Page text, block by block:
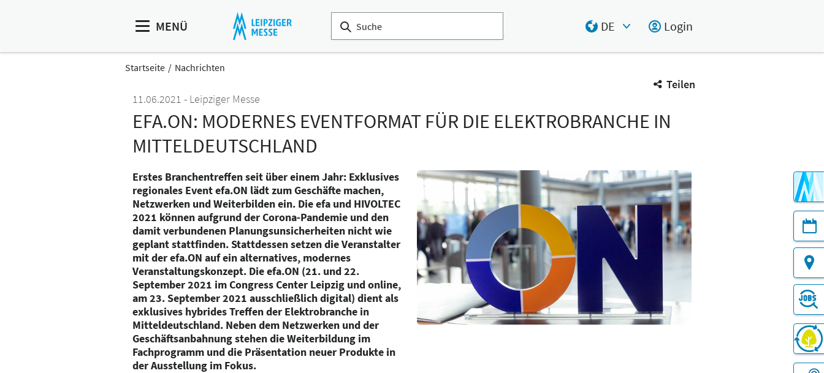
MENÜ
DE
Login
Startseite Nachrichten
Teilen
11.06.2021
Leipziger Messe
EFA.ON: MODERNES EVENTFORMAT FÜR DIE ELEKTROBRANCHE IN
MITTELDEUTSCHLAND
Erstes Branchentreffen seit über einem Jahr: Exklusives
regionales Event efa.ON lädt zum Geschäfte machen,
Netzwerken und Weiterbilden ein. Die efa und HIVOLTEC
2021 können aufgrund der Corona-Pandemie und den
damit verbundenen Planungsunsicherheiten nicht wie
geplant stattfinden. Stattdessen setzen die Veranstalter
mit der efa.ON auf ein alternatives, modernes
Veranstaltungskonzept. Die efa.ON (21. und 22.
September 2021 im Congress Center Leipzig und online,
am 23. September 2021 ausschließlich digital) dient als
exklusives hybrides Treffen der Elektrobranche in
Mitteldeutschland. Neben dem Netzwerken und der
Geschäftsanbahnung stehen die Weiterbildung im
Fachprogramm und die Präsentation neuer Produkte in
der Ausstellung im Fokus.